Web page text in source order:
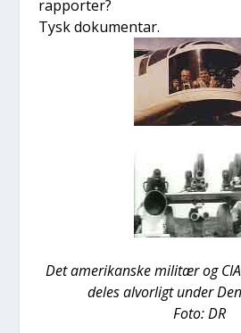
rap­por­ter?
Tysk doku­men­tar.
Det ame­ri­kan­ske mili­tær og
de­les alvor­ligt under
Foto: DR